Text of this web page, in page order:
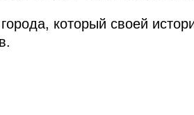
который своей